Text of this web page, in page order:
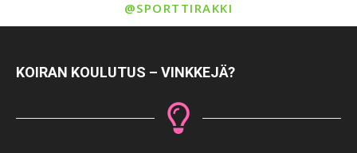
@SPORTTIRAKKI
KOIRAN KOULUTUS – VINKKEJÄ?